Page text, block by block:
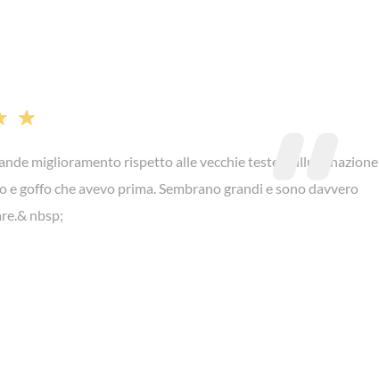

miglioramento rispetto alle vecchie teste di illuminazione
e goffo che avevo prima. Sembrano grandi e sono davvero
nbsp;